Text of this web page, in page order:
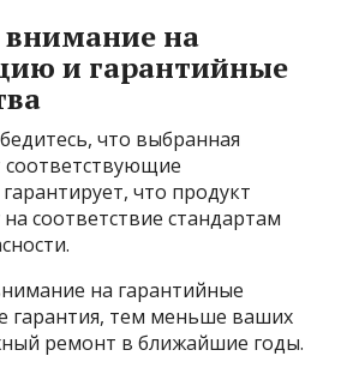
на
и гарантийные
что выбранная
соответствующие
что продукт
соответствие стандартам
на гарантийные
гарантия, тем меньше ваших
ремонт в ближайшие годы.